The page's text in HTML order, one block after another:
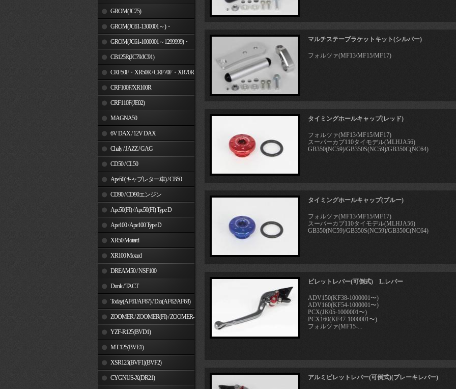
GROM(MLHJC92)
GROM(JC75)
GROM(JC61-1300001～)・
MSX125SF
GROM(JC61-1000001～1299999)・
MSX125CB125R(JC79/JC91)
CRF50F・XR50R / CRF70F・XR70R
CRF100F/XR100R
CRF110F(JE02)
MAGNA50
6V DAX / 12V DAX
Chaly / JAZZ / GAG
CD50 / CL50
Ape50(キャブレター車) / CB50
CD90 / CD90エンジン
Ape50(FI) / Ape50(FI) Type D
Ape100 / Ape100 Type D
XR50 Motard
XR100 Motard
DREAM50 / NSF100
Dunk / TACT
Today(AF61/AF67) / Dio(AF62/AF68)
ZOOMER / ZOOMER(FI) / ZOOMER-
YZF-R125(BVD1)
MT-125(BVE1)
XSR125(BVF1)(BVF2)
CYGNUS-X(DR21)
マルチステーブラケットキット(シルバー)
フォルツァ(MF13/MF15/MF17)
タイミングホールキャップ(レッド)
フォルツァ(MF13/MF15/MF17)
スーパーカブ110タイモデル(MLHJA56)
GB350(NC59)/GB350S(NC59)/GB350C(NC64)
タイミングホールキャップ(ブルー)
フォルツァ(MF13/MF15/MF17)
スーパーカブ110タイモデル(MLHJA56)
GB350(NC59)/GB350S(NC59)/GB350C(NC64)
ビレットレバー(可倒式) L.レバー
ADV150(KF38-1000001〜)
ADV160(KF54-1000001〜)
PCX(JK05-1000001〜)
PCX160(KF47-1000001〜)
フォルツァ(MF15-...
アルミビレットレバー(可倒式)(ブレーキレバー)